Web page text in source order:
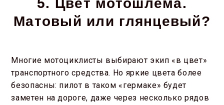
5. Цвет мотошлема.
Матовый или глянцевый?
Многие мотоциклисты выбирают экип «в цвет»
транспортного средства. Но яркие цвета более
безопасны: пилот в таком «гермаке» будет
заметен на дороге, даже через несколько рядов